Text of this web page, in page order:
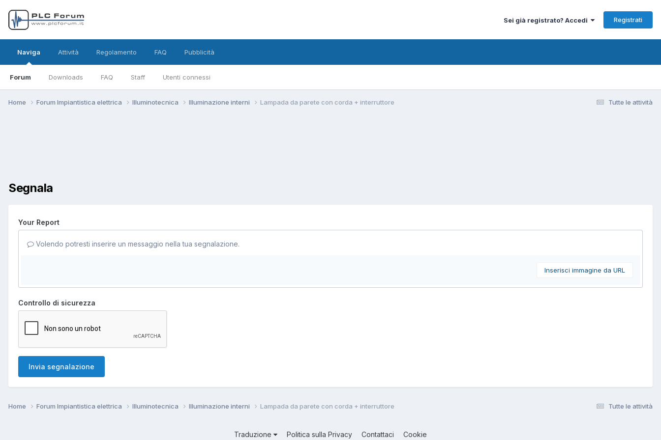
Sei già registrato? Accedi Registrati
Naviga
Forum Downloads FAQ Staff Utenti connessi
Attività Regolamento FAQ Pubblicità
Tutte le attività
Home Forum Impiantistica elettrica Illuminotecnica Illuminazione interni Lampada da parete con corda + interruttore
Segnala
Your Report
Volendo potresti inserire un messaggio nella tua segnalazione.
Inserisci immagine da URL
Controllo di sicurezza
Invia segnalazione
Tutte le attività
Home Forum Impiantistica elettrica Illuminotecnica Illuminazione interni Lampada da parete con corda + interruttore
Traduzione Politica sulla Privacy Contattaci Cookie